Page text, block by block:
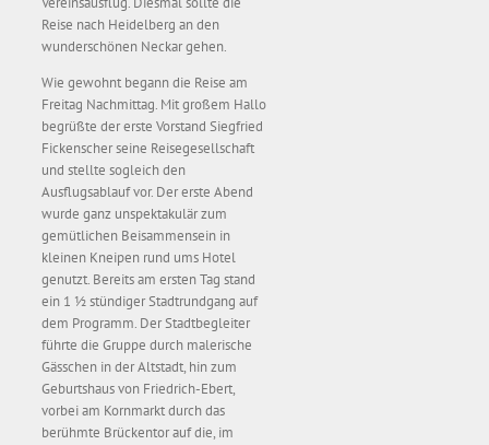
Reise nach Heidelberg an den
wunderschönen Neckar gehen.
Wie gewohnt begann die Reise am
Freitag Nachmittag. Mit großem Hallo
begrüßte der erste Vorstand Siegfried
Fickenscher seine Reisegesellschaft
und stellte sogleich den
Ausflugsablauf vor. Der erste Abend
wurde ganz unspektakulär zum
gemütlichen Beisammensein in
kleinen Kneipen rund ums Hotel
genutzt. Bereits am ersten Tag stand
ein 1 ½ stündiger Stadtrundgang auf
dem Programm. Der Stadtbegleiter
führte die Gruppe durch malerische
Gässchen in der Altstadt, hin zum
Geburtshaus von Friedrich-Ebert,
vorbei am Kornmarkt durch das
berühmte Brückentor auf die, im